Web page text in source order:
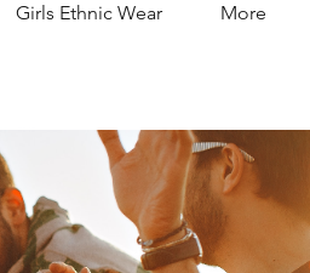
Girls Ethnic Wear More